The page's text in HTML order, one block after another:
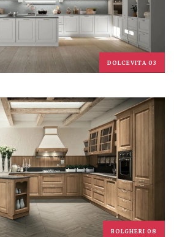
DOLCEVITA 03
BOLGHERI 08